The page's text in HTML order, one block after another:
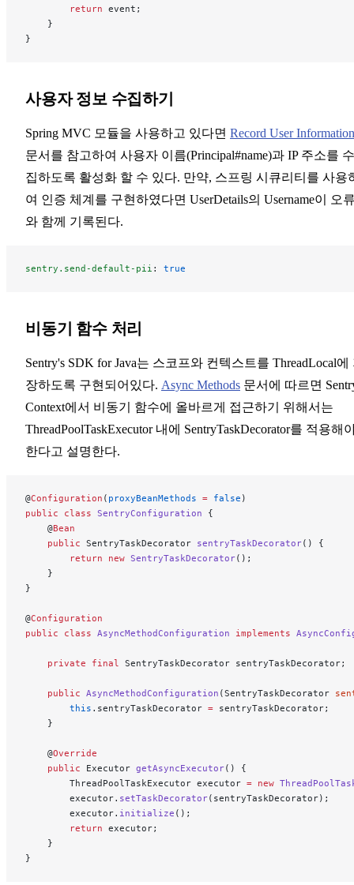
        return
event;
    }
}
사용자 정보 수집하기
Spring MVC 모듈을 사용하고 있다면 Record User Information
문서를 참고하여 사용자 이름(Principal#name)과 IP 주소를 수
집하도록 활성화 할 수 있다. 만약, 스프링 시큐리티를 사용
여 인증 체계를 구현하였다면 UserDetails의 Username이 오
와 함께 기록된다.
sentry.send-default-pii : true
비동기 함수 처리
Sentry's SDK for Java는 스코프와 컨텍스트를 ThreadLocal에
장하도록 구현되어있다. Async Methods 문서에 따르면
Context에서 비동기 함수에 올바르게 접근하기 위해서는
ThreadPoolTaskExecutor 내에 SentryTaskDecorator를 적용해
한다고 설명한다.
@Configuration ( proxyBeanMethods = false )
public class SentryConfiguration {
    @
Bean
    public
SentryTaskDecorator sentryTaskDecorator() {
        return
new SentryTaskDecorator();
    }
}
@Configuration
public class AsyncMethodConfiguration implements
    private
final SentryTaskDecorator sentryTaskDecorator;
    public
AsyncMethodConfiguration (SentryTaskDecorator
        this
.sentryTaskDecorator = sentryTaskDecorator;
    }
    @
Override
    public
Executor getAsyncExecutor() {
        ThreadPoolTaskExecutor executor
= new
        executor.
setTaskDecorator(sentryTaskDecorator);
        executor.
initialize ();
        return
executor;
    }
}